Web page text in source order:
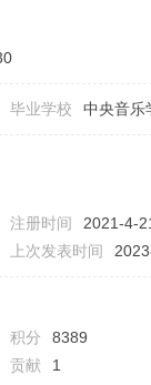
毕业学校 中央音乐
注册时间
2021-4-
上次发表时间
积分
8389
贡献 1